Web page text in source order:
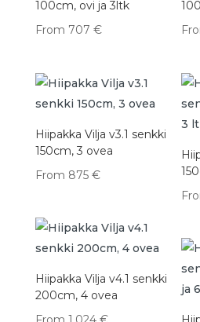
100cm, ovi ja 3ltk
From 707 €
Hiipakka Vilja v3.1 senkki
150cm, 3 ovea
From 875 €
Hiipakka Vilja v4.1 senkki
200cm, 4 ovea